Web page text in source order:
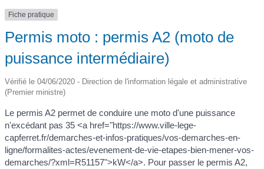
Fiche pratique
Permis moto : permis A2 (moto de
puissance intermédiaire)
Vérifié le 04/06/2020 - Direction de l'information légale et administrative
(Premier ministre)
Le permis A2 permet de conduire une moto d'une puissance
n'excédant pas 35 <a href="https://www.ville-lege-
capferret.fr/demarches-et-infos-pratiques/vos-demarches-en-
ligne/formalites-actes/evenement-de-vie-etapes-bien-mener-vos-
demarches/?xml=R51157">kW</a>. Pour passer le permis A2,